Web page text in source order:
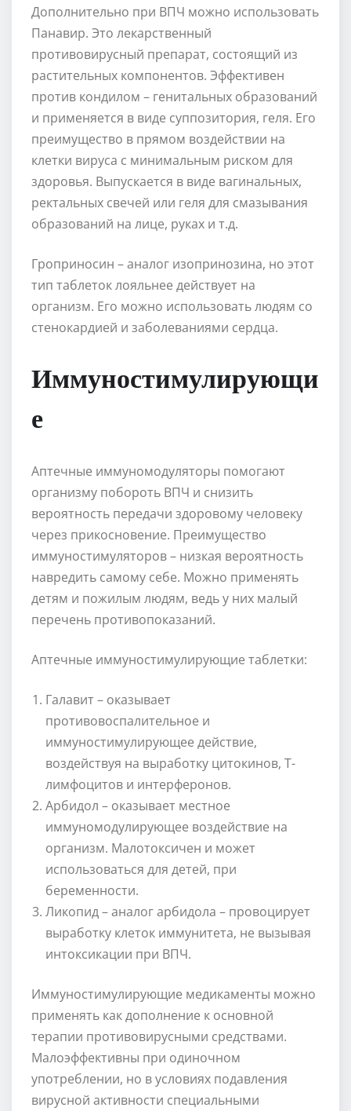
Дополнительно при ВПЧ можно использовать
Панавир. Это лекарственный
противовирусный препарат, состоящий из
растительных компонентов. Эффективен
против кондилом – генитальных образований
и применяется в виде суппозитория, геля. Его
преимущество в прямом воздействии на
клетки вируса с минимальным риском для
здоровья. Выпускается в виде вагинальных,
ректальных свечей или геля для смазывания
образований на лице, руках и т.д.
Гроприносин – аналог изопринозина, но этот
тип таблеток лояльнее действует на
организм. Его можно использовать людям со
стенокардией и заболеваниями сердца.
Иммуностимулирующи
е
Аптечные иммуномодуляторы помогают
организму побороть ВПЧ и снизить
вероятность передачи здоровому человеку
через прикосновение. Преимущество
иммуностимуляторов – низкая вероятность
навредить самому себе. Можно применять
детям и пожилым людям, ведь у них малый
перечень противопоказаний.
Аптечные иммуностимулирующие таблетки:
Галавит – оказывает
противовоспалительное и
иммуностимулирующее действие,
воздействуя на выработку цитокинов, Т-
лимфоцитов и интерферонов.
Арбидол – оказывает местное
иммуномодулирующее воздействие на
организм. Малотоксичен и может
использоваться для детей, при
беременности.
Ликопид – аналог арбидола – провоцирует
выработку клеток иммунитета, не вызывая
интоксикации при ВПЧ.
Иммуностимулирующие медикаменты можно
применять как дополнение к основной
терапии противовирусными средствами.
Малоэффективны при одиночном
употреблении, но в условиях подавления
вирусной активности специальными